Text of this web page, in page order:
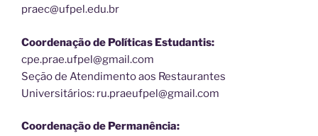
praec@ufpel.edu.br
Coordenação de Políticas Estudantis:
cpe.prae.ufpel@gmail.com
Seção de Atendimento aos Restaurantes
Universitários: ru.praeufpel@gmail.com
Coordenação de Permanência: